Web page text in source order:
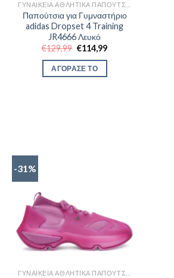
Παπούτσια για Γυμναστήριο
adidas Dropset 4 Training
JR4666 Λευκό
€129,99 Original
was:
€129,99.
€114,99Η
ΑΓΟΡΑΣΕ ΤΟ
-31%